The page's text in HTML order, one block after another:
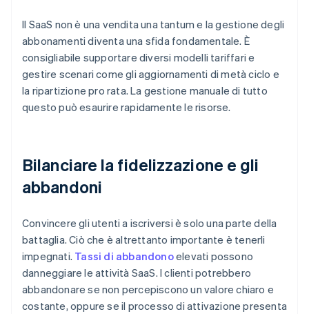
Il SaaS non è una vendita una tantum e la gestione degli
abbonamenti diventa una sfida fondamentale. È
consigliabile supportare diversi modelli tariffari e
gestire scenari come gli aggiornamenti di metà ciclo e
la ripartizione pro rata. La gestione manuale di tutto
questo può esaurire rapidamente le risorse.
Bilanciare la fidelizzazione e gli
abbandoni
Convincere gli utenti a iscriversi è solo una parte della
battaglia. Ciò che è altrettanto importante è tenerli
impegnati. Tassi di abbandonoelevati possono
danneggiare le attività SaaS. I clienti potrebbero
abbandonare se non percepiscono un valore chiaro e
costante, oppure se il processo di attivazione presenta